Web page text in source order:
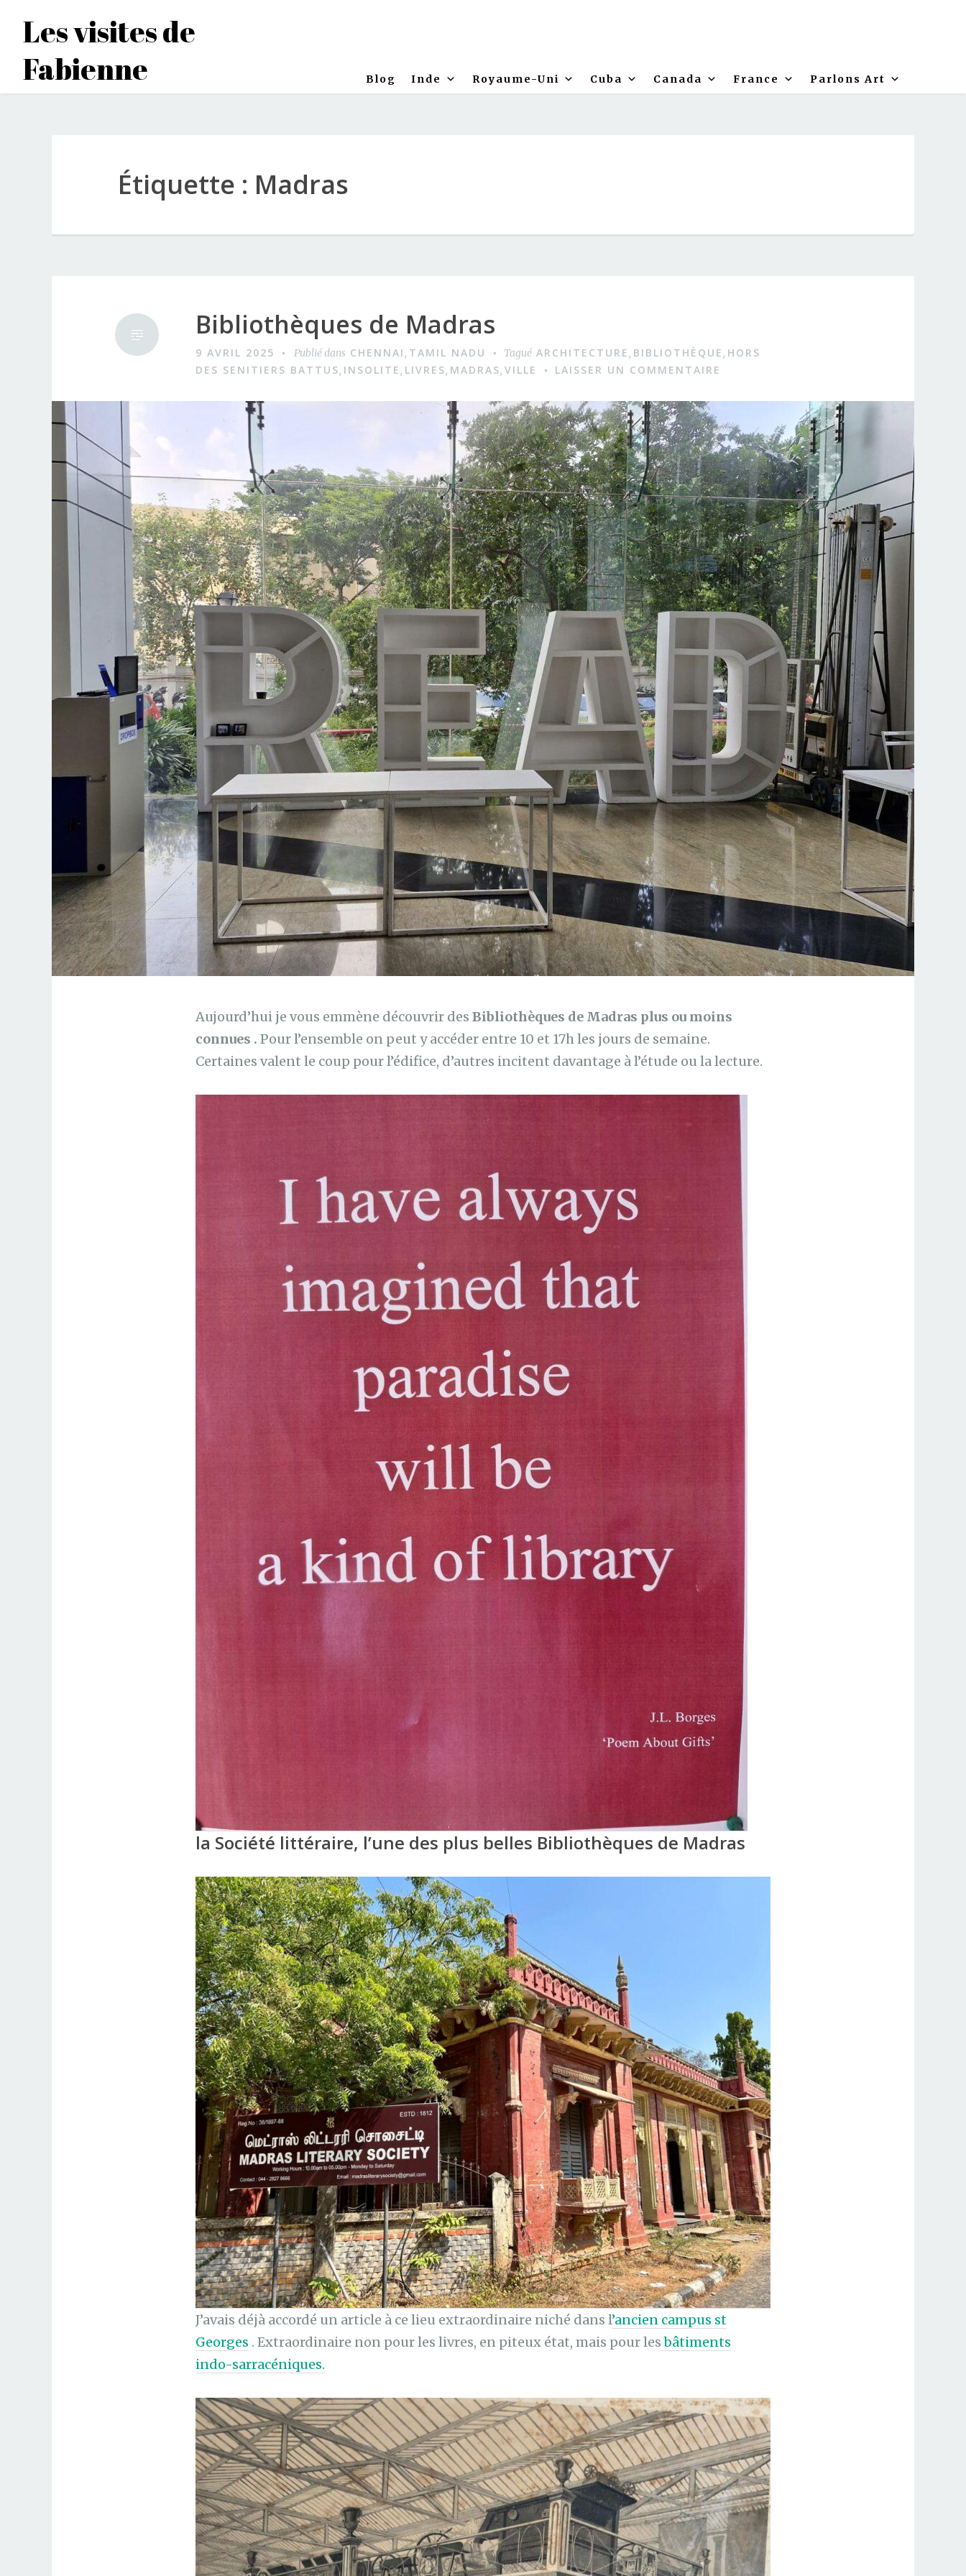
contenu
principal
Les visites de
Fabienne
Blog Inde Royaume-Uni Cuba Canada France Parlons Art
Étiquette : Madras
Bibliothèques de Madras
9 AVRIL 2025 Publié dans CHENNAI, TAMIL NADU Tagué ARCHITECTURE, BIBLIOTHÈQUE, HORS
DES SENITIERS BATTUS, INSOLITE, LIVRES, MADRAS, VILLE LAISSER UN COMMENTAIRE
Aujourd’hui je vous emmène découvrir des Bibliothèques de Madras plus ou moins
connues . Pour l’ensemble on peut y accéder entre 10 et 17h les jours de semaine.
Certaines valent le coup pour l’édifice, d’autres incitent davantage à l’étude ou la lecture.
la Société littéraire, l’une des plus belles Bibliothèques de Madras
J’avais déjà accordé un article à ce lieu extraordinaire niché dans l’ancien campus st
Georges . Extraordinaire non pour les livres, en piteux état, mais pour lesbâtiments
indo-sarracéniques.